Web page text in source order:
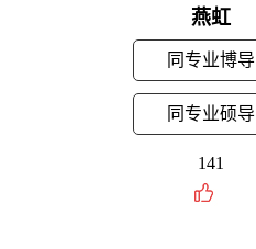
燕虹
同专业博导
同专业硕导
141